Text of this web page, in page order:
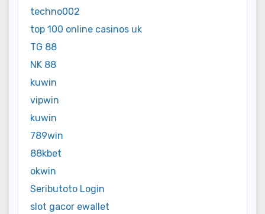
techno002
top 100 online casinos uk
TG 88
NK 88
kuwin
vipwin
kuwin
789win
88kbet
okwin
Seributoto Login
slot gacor ewallet